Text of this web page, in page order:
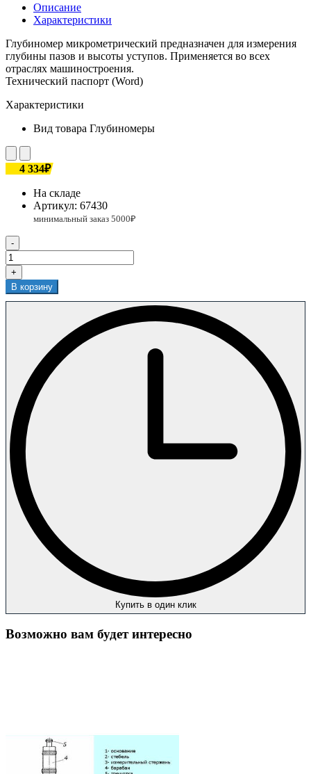
Описание
Характеристики
Глубиномер микрометрический предназначен для измерения
глубины пазов и высоты уступов. Применяется во всех
отраслях машиностроения.
Технический паспорт (Word)
Характеристики
Вид товара Глубиномеры
4 334₽
На складе
Артикул: 67430
-
+
В корзину
Купить в один клик
Возможно вам будет интересно